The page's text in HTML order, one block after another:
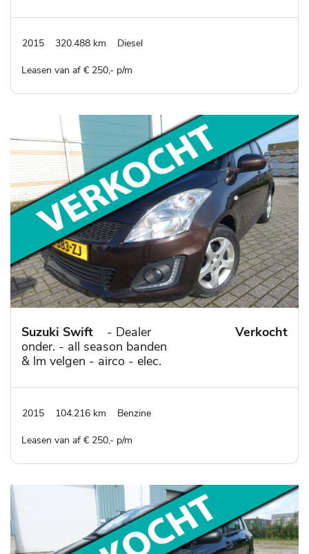
2015 320.488 km Diesel
Leasen van af € 250,- p/m
Suzuki Swift
- Dealer
onder. - all season banden
& lm velgen - airco - elec.
EASSS
Verkocht
2015 104.216 km Benzine
Leasen van af € 250,- p/m